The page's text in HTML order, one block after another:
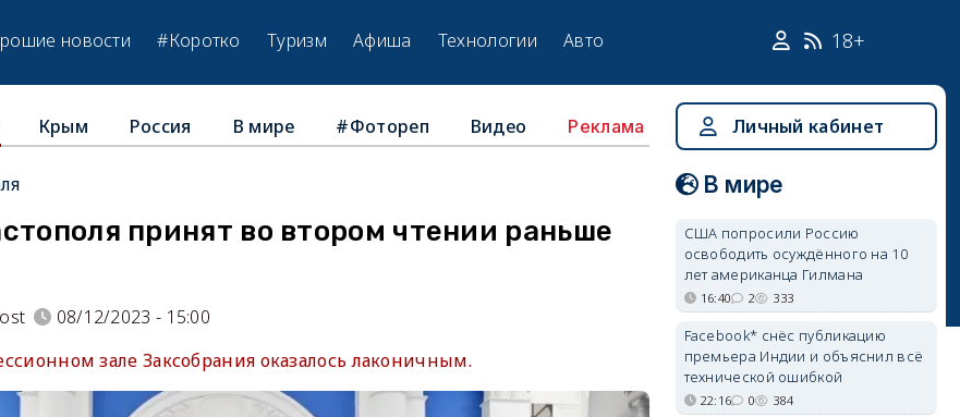
новости #Коротко Туризм Афиша Технологии Авто 18+
Крым Россия В мире #Фотореп Видео Реклама
принят во втором чтении раньше
08/12/2023 - 15:00
зале Заксобрания оказалось лаконичным.
Личный кабинет
В мире
США попросили Россию
освободить осуждённого на 10
лет американца Гилмана
16:40 2 333
Facebook* снёс публикацию
премьера Индии и объяснил всё
технической ошибкой
22:16 0 384